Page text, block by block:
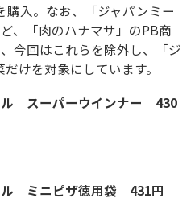
入。なお、「ジャパンミー
、「肉のハナマサ」のPB商
今回はこれらを除外し、「ジ
けを対象にしています。
ル スーパーウインナー 430
ル ミニピザ徳用袋 431円